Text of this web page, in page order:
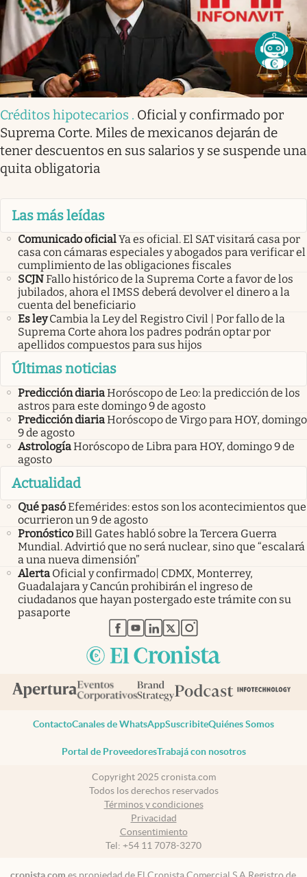
Créditos hipotecarios . Oficial y confirmado por
Suprema Corte. Miles de mexicanos dejarán de
tener descuentos en sus salarios y se suspende una
quita obligatoria
Las más leídas
Comunicado oficialYa es oficial. El SAT visitará casa por
casa con cámaras especiales y abogados para verificar el
cumplimiento de las obligaciones fiscales
SCJNFallo histórico de la Suprema Corte a favor de los
jubilados, ahora el IMSS deberá devolver el dinero a la
cuenta del beneficiario
Es ley Cambia la Ley del Registro Civil | Por fallo de la
Suprema Corte ahora los padres podrán optar por
apellidos compuestos para sus hijos
Últimas noticias
Predicción diariaHoróscopo de Leo: la predicción de los
astros para este domingo 9 de agosto
Predicción diariaHoróscopo de Virgo para HOY, domingo
9 de agosto
AstrologíaHoróscopo de Libra para HOY, domingo 9 de
agosto
Actualidad
Qué pasóEfemérides: estos son los acontecimientos que
ocurrieron un 9 de agosto
PronósticoBill Gates habló sobre la Tercera Guerra
Mundial. Advirtió que no será nuclear, sino que “escalará
a una nueva dimensión”
Alerta Oficial y confirmado| CDMX, Monterrey,
Guadalajara y Cancún prohibirán el ingreso de
ciudadanos que hayan postergado este trámite con su
pasaporte
abre en nueva pestaña
abre en nueva pestaña
abre en nueva pestaña
abre en nueva pestaña
abre en nueva pestaña
ContactoCanales de WhatsAppSuscribiteQuiénes Somos
Portal de ProveedoresTrabajá con nosotros
Copyright 2025 cronista.com
Todos los derechos reservados
Términos y condiciones
Privacidad
Consentimiento
Tel: +54 11 7078-3270
cronista.com es propiedad de El Cronista Comercial S.A Registro de